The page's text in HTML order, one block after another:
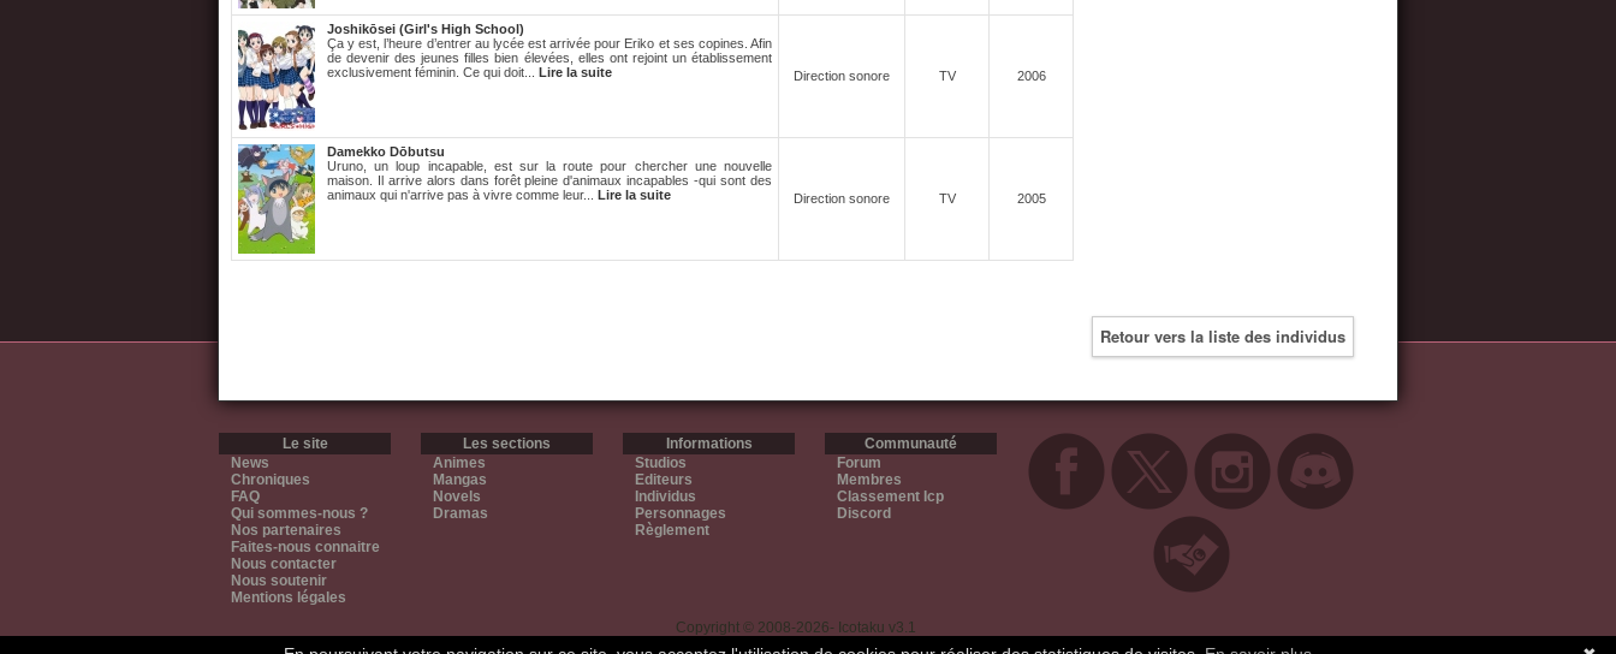
Joshikōsei (Girl's High School)
Ça y est, l’heure d’entrer au lycée est arrivée pour Eriko et ses copines. Afin
de devenir des jeunes filles bien élevées, elles ont rejoint un établissement
exclusivement féminin. Ce qui doit... Lire la suite Direction sonore TV 2006
Damekko Dōbutsu
Uruno, un loup incapable, est sur la route pour chercher une nouvelle
maison. Il arrive alors dans forêt pleine d'animaux incapables -qui sont des
animaux qui n'arrive pas à vivre comme leur... Lire la suite Direction sonore TV 2005
Retour vers la liste des individus
Le site
News
Chroniques
FAQ
Qui sommes-nous ?
Nos partenaires
Faites-nous connaitre
Nous contacter
Nous soutenir
Mentions légales
Les sections
Animes
Mangas
Novels
Dramas
Informations
Studios
Editeurs
Individus
Personnages
Règlement
Communauté
Forum
Membres
Classement Icp
Discord
Copyright © 2008-2026- Icotaku v3.1